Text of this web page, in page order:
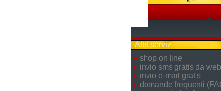
Altri servizi
shop on line
invio sms gratis da web
invio e-mail gratis
domande frequenti